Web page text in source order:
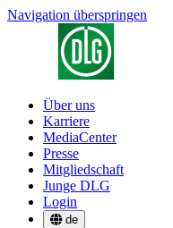
Navigation überspringen
Über uns
Karriere
MediaCenter
Presse
Mitgliedschaft
Junge DLG
Login
de